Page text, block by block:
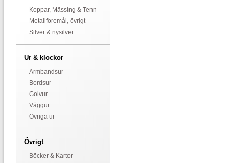
Koppar, Mässing & Tenn
Metallföremål, övrigt
Silver & nysilver
Ur & klockor
Armbandsur
Bordsur
Golvur
Väggur
Övriga ur
Övrigt
Böcker & Kartor